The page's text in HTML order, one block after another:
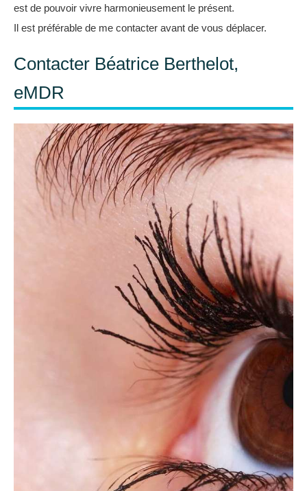
est de pouvoir vivre harmonieusement le présent.
Il est préférable de me contacter avant de vous déplacer.
Contacter Béatrice Berthelot,
eMDR